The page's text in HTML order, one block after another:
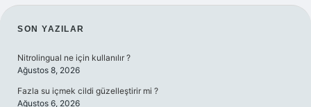
SIDEBAR
SON YAZILAR
Nitrolingual ne için kullanılır ?
Ağustos 8, 2026
Fazla su içmek cildi güzelleştirir mi ?
Ağustos 6, 2026